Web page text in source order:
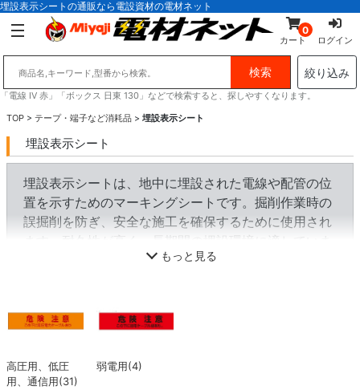
埋設表示シートの通販なら電設資材の電材ネット
0
カート ログイン
絞り込み
「電線 IV 赤」「ボックス 日東 130」などで検索すると、探しやすくなります。
TOP > テープ・端子など消耗品 > 埋設表示シート
埋設表示シート
埋設表示シートは、地中に埋設された電線や配管の位
置を示すためのマーキングシートです。掘削作業時の
誤掘削を防ぎ、安全な施工を確保するために使用され
ます。耐久性が高く、長期間の埋設環境に適していま
もっと見る
高圧用、低圧
用、通信用(31)
弱電用(4)